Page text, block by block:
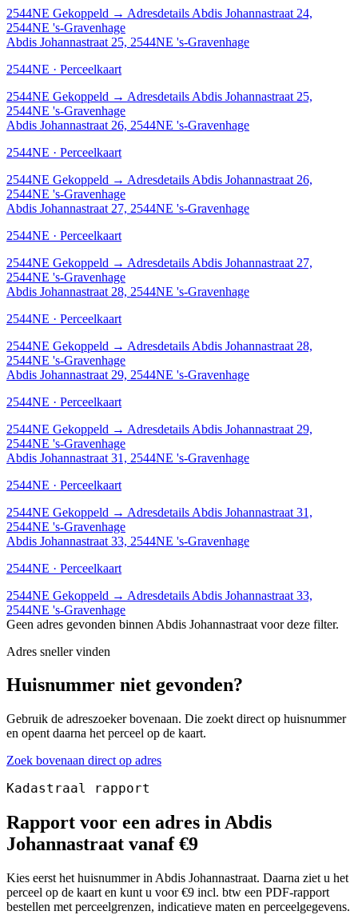
2544NE Gekoppeld → Adresdetails Abdis Johannastraat 24,
2544NE 's-Gravenhage
Abdis Johannastraat 25, 2544NE 's-Gravenhage
2544NE · Perceelkaart
2544NE Gekoppeld → Adresdetails Abdis Johannastraat 25,
2544NE 's-Gravenhage
Abdis Johannastraat 26, 2544NE 's-Gravenhage
2544NE · Perceelkaart
2544NE Gekoppeld → Adresdetails Abdis Johannastraat 26,
2544NE 's-Gravenhage
Abdis Johannastraat 27, 2544NE 's-Gravenhage
2544NE · Perceelkaart
2544NE Gekoppeld → Adresdetails Abdis Johannastraat 27,
2544NE 's-Gravenhage
Abdis Johannastraat 28, 2544NE 's-Gravenhage
2544NE · Perceelkaart
2544NE Gekoppeld → Adresdetails Abdis Johannastraat 28,
2544NE 's-Gravenhage
Abdis Johannastraat 29, 2544NE 's-Gravenhage
2544NE · Perceelkaart
2544NE Gekoppeld → Adresdetails Abdis Johannastraat 29,
2544NE 's-Gravenhage
Abdis Johannastraat 31, 2544NE 's-Gravenhage
2544NE · Perceelkaart
2544NE Gekoppeld → Adresdetails Abdis Johannastraat 31,
2544NE 's-Gravenhage
Abdis Johannastraat 33, 2544NE 's-Gravenhage
2544NE · Perceelkaart
2544NE Gekoppeld → Adresdetails Abdis Johannastraat 33,
2544NE 's-Gravenhage
Geen adres gevonden binnen Abdis Johannastraat voor deze filter.
Adres sneller vinden
Huisnummer niet gevonden?
Gebruik de adreszoeker bovenaan. Die zoekt direct op huisnummer
en opent daarna het perceel op de kaart.
Zoek bovenaan direct op adres
Kadastraal rapport
Rapport voor een adres in Abdis
Johannastraat vanaf €9
Kies eerst het huisnummer in Abdis Johannastraat. Daarna ziet u het
perceel op de kaart en kunt u voor €9 incl. btw een PDF-rapport
bestellen met perceelgrenzen, indicatieve maten en perceelgegevens.